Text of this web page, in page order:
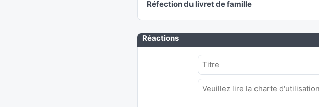
Réfection du livret de famille
Réactions